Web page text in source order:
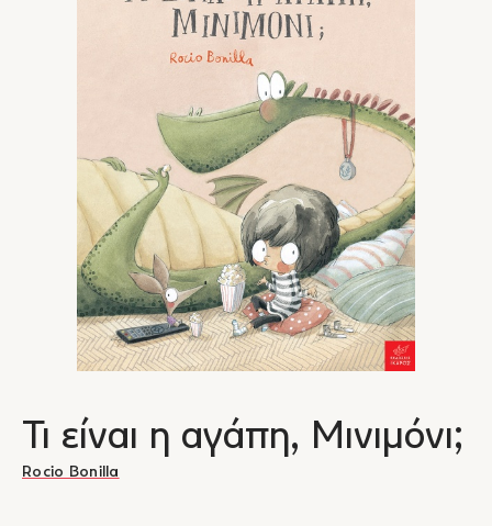
Τι είναι η αγάπη, Μινιμόνι;
Rocio Bonilla